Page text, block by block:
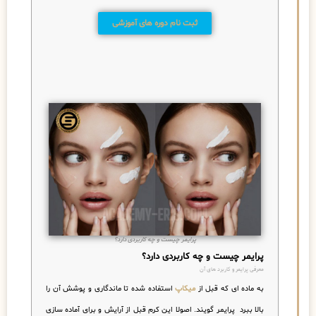
ثبت نام دوره های آموزشی
پرایمر چیست و چه کاربردی دارد؟
پرایمر چیست و چه کاربردی دارد؟
معرفی پرایمر و کاربرد های آن
به ماده ای که قبل از میکاپاستفاده شده تا ماندگاری و پوشش آن را
بالا ببرد پرایمر گویند. اصولا این کرم قبل از آرایش و برای آماده سازی